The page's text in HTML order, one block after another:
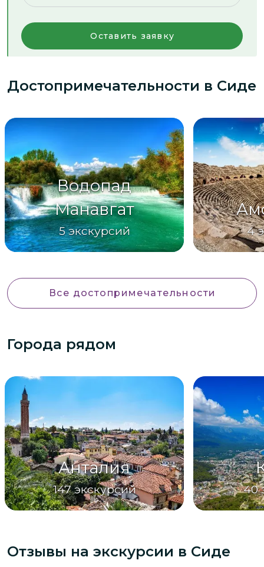
Оставить заявку
Достопримечательности в Сиде
Водопад
Манавгат
5 экскурсий 4
Все достопримечательности
Города рядом
Анталия
147 экскурсий 40
Отзывы на экскурсии в Сиде